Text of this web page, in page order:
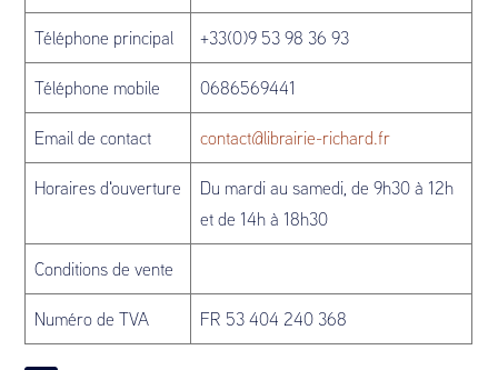
Téléphone principal +33(0)9 53 98 36 93
Téléphone mobile 0686569441
Email de contact contact@librairie-richard.fr
Horaires d'ouverture
Du mardi au samedi, de 9h30 à 12h
et de 14h à 18h30
Conditions de vente
Numéro de TVA FR 53 404 240 368